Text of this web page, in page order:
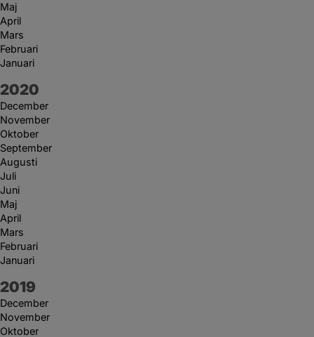
Maj
April
Mars
Februari
Januari
År:
2020
December
November
Oktober
September
Augusti
Juli
Juni
Maj
April
Mars
Februari
Januari
År:
2019
December
November
Oktober